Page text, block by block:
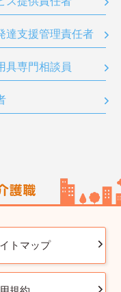
達支援管理責任者
具専門相談員
トマップ